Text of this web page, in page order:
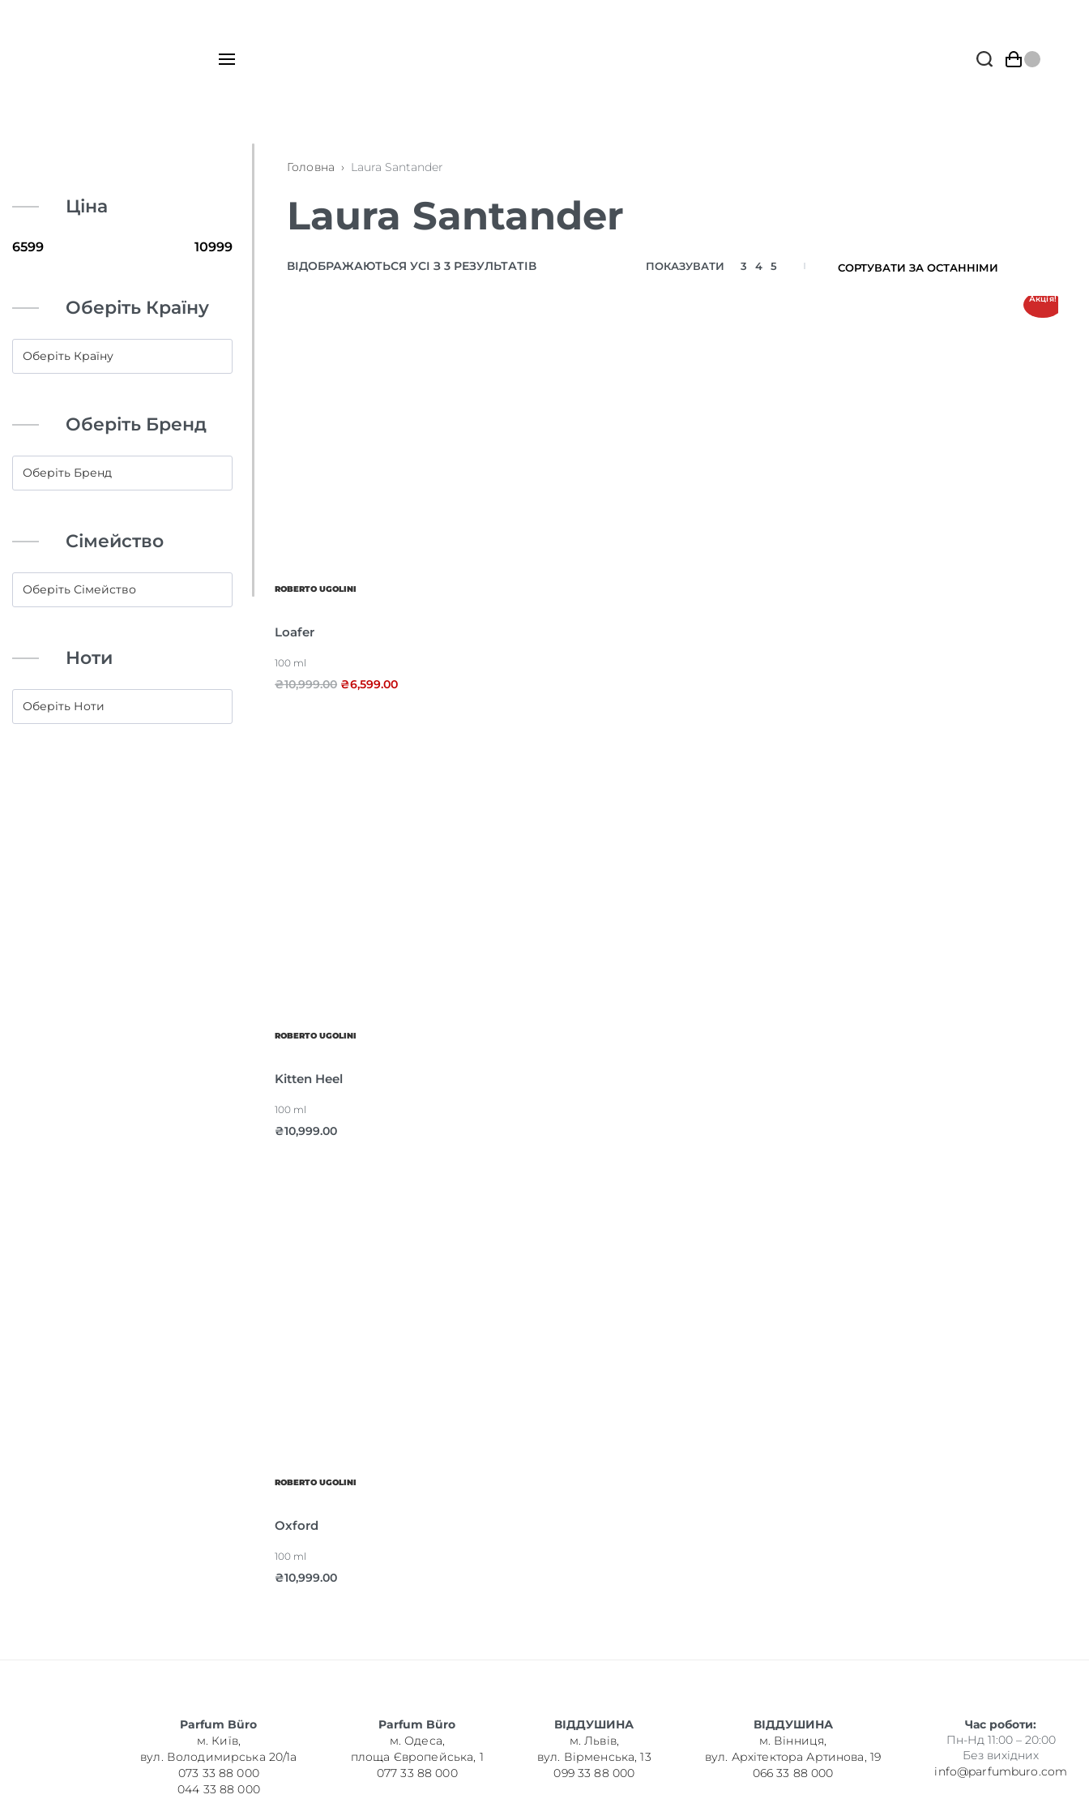
Ціна
Оберіть Країну
Оберіть Бренд
Сімейство
Ноти
Головна › Laura Santander
Laura Santander
ВІДОБРАЖАЮТЬСЯ УСІ З 3 РЕЗУЛЬТАТІВ ПОКАЗУВАТИ 3 4 5
Акція!
ROBERTO UGOLINI
Loafer
100 ml
₴10,999.00 ₴6,599.00
ROBERTO UGOLINI
Kitten Heel
100 ml
₴10,999.00
ROBERTO UGOLINI
Oxford
100 ml
₴10,999.00
Parfum Büro
м. Київ,
вул. Володимирська 20/1а
073 33 88 000
044 33 88 000
Parfum Büro
м. Одеса,
площа Європейська, 1
077 33 88 000
ВІДДУШИНА
м. Львів,
вул. Вірменська, 13
099 33 88 000
ВІДДУШИНА
м. Вінниця,
вул. Архітектора Артинова, 19
066 33 88 000
Час роботи:
Пн-Нд 11:00 – 20:00
Без вихідних
info@parfumburo.com